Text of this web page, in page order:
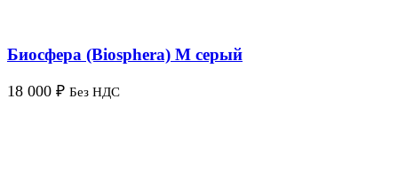
Биосфера (Biosphera) M серый
18 000 ₽ Без НДС